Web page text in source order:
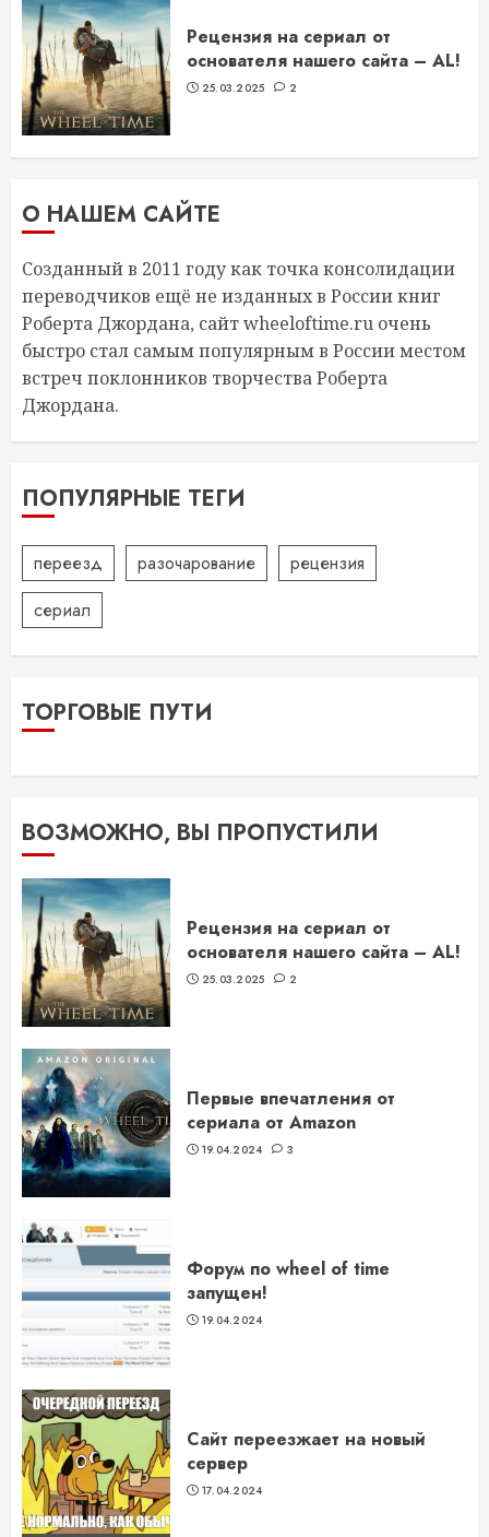
Рецензия на сериал от
основателя нашего сайта – AL!
25.03.2025 2
О НАШЕМ САЙТЕ
Созданный в 2011 году как точка консолидации
переводчиков ещё не изданных в России книг
Роберта Джордана, сайт wheeloftime.ru очень
быстро стал самым популярным в России местом
встреч поклонников творчества Роберта
Джордана.
ПОПУЛЯРНЫЕ ТЕГИ
переезд разочарование
рецензия
сериал
ТОРГОВЫЕ ПУТИ
ВОЗМОЖНО, ВЫ ПРОПУСТИЛИ
Рецензия на сериал от
основателя нашего сайта – AL!
25.03.2025 2
Первые впечатления от
сериала от Amazon
19.04.2024 3
Форум по wheel of time
запущен!
19.04.2024
Сайт переезжает на новый
сервер
17.04.2024